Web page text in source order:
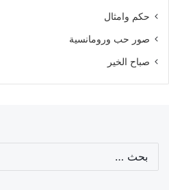
حكم وامثال
صور حب ورومانسية
صباح الخير